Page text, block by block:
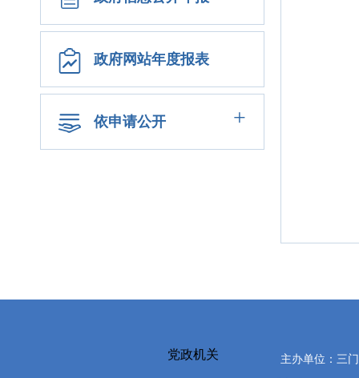
政府网站年度报表
依申请公开 +
党政机关 主办单位：三